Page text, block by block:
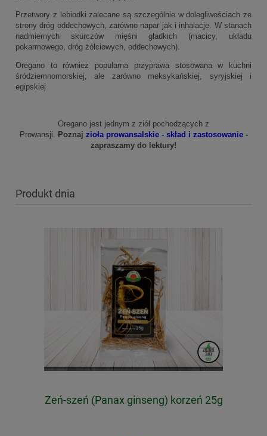
Przetwory z lebiodki zalecane są szczególnie w dolegliwościach ze
strony dróg oddechowych, zarówno napar jak i inhalacje. W stanach
nadmiernych skurczów mięśni gładkich (macicy, układu
pokarmowego, dróg żółciowych, oddechowych).
Oregano to również popularna przyprawa stosowana w kuchni
śródziemnomorskiej, ale zarówno meksykańskiej, syryjskiej i
egipskiej
Oregano jest jednym z ziół pochodzących z
Prowansji. Poznaj zioła prowansalskie - skład i zastosowanie-
zapraszamy do lektury!
Produkt dnia
Żeń-szeń (Panax ginseng) korzeń 25g